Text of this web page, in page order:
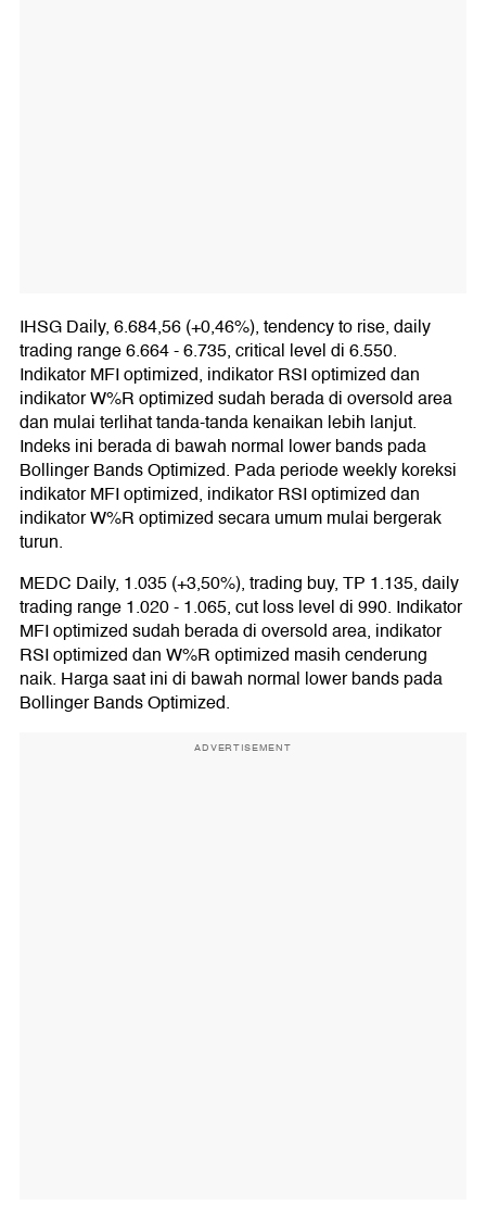
IHSG Daily, 6.684,56 (+0,46%), tendency to rise, daily
trading range 6.664 - 6.735, critical level di 6.550.
Indikator MFI optimized, indikator RSI optimized dan
indikator W%R optimized sudah berada di oversold area
dan mulai terlihat tanda-tanda kenaikan lebih lanjut.
Indeks ini berada di bawah normal lower bands pada
Bollinger Bands Optimized. Pada periode weekly koreksi
indikator MFI optimized, indikator RSI optimized dan
indikator W%R optimized secara umum mulai bergerak
turun.
MEDC Daily, 1.035 (+3,50%), trading buy, TP 1.135, daily
trading range 1.020 - 1.065, cut loss level di 990. Indikator
MFI optimized sudah berada di oversold area, indikator
RSI optimized dan W%R optimized masih cenderung
naik. Harga saat ini di bawah normal lower bands pada
Bollinger Bands Optimized.
ADVERTISEMENT